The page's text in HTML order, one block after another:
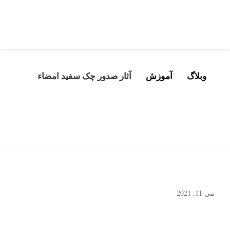
وبلاگ آموزش آثار صدور چک سفيد امضاء
می 11, 2021